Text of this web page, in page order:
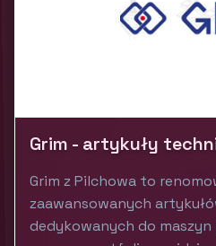
Grim - artykuły
Grim z Pilchowa to
zaawansowanych
dedykowanych do maszyn